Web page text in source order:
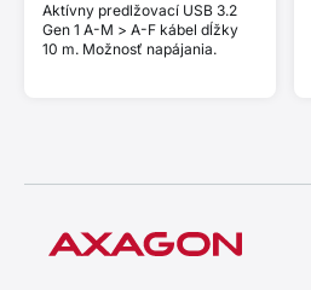
Aktívny predlžovací USB 3.2
Gen 1 A-M > A-F kábel dĺžky
10 m. Možnosť napájania.